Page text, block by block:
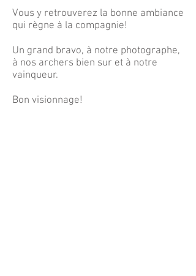
Vous y retrouverez la bonne ambiance
qui règne à la compagnie!
Un grand bravo, à notre photographe,
à nos archers bien sur et à notre
vainqueur.
Bon visionnage!